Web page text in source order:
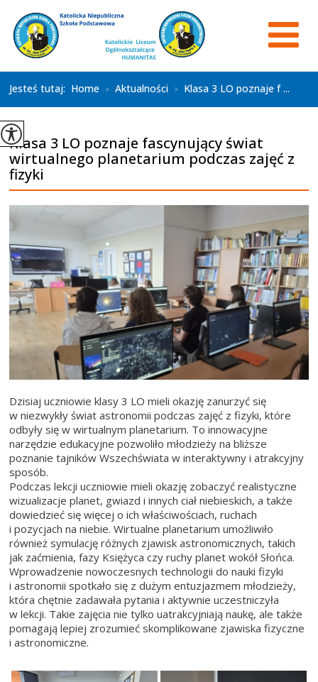
Jesteś tutaj: Home > Aktualności > Klasa 3 LO poznaje f ...
Klasa 3 LO poznaje fascynujący świat
wirtualnego planetarium podczas zajęć z
fizyki
Dzisiaj uczniowie klasy 3 LO mieli okazję zanurzyć się
w niezwykły świat astronomii podczas zajęć z fizyki, które
odbyły się w wirtualnym planetarium. To innowacyjne
narzędzie edukacyjne pozwoliło młodzieży na bliższe
poznanie tajników Wszechświata w interaktywny i atrakcyjny
sposób.
Podczas lekcji uczniowie mieli okazję zobaczyć realistyczne
wizualizacje planet, gwiazd i innych ciał niebieskich, a także
dowiedzieć się więcej o ich właściwościach, ruchach
i pozycjach na niebie. Wirtualne planetarium umożliwiło
również symulację różnych zjawisk astronomicznych, takich
jak zaćmienia, fazy Księżyca czy ruchy planet wokół Słońca.
Wprowadzenie nowoczesnych technologii do nauki fizyki
i astronomii spotkało się z dużym entuzjazmem młodzieży,
która chętnie zadawała pytania i aktywnie uczestniczyła
w lekcji. Takie zajęcia nie tylko uatrakcyjniają naukę, ale także
pomagają lepiej zrozumieć skomplikowane zjawiska fizyczne
i astronomiczne.